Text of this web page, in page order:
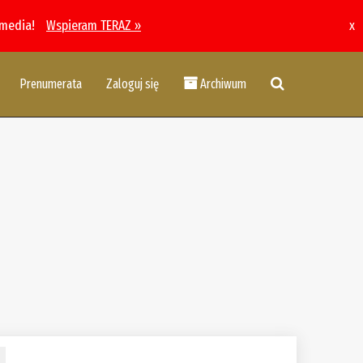
Wspieram TERAZ » x
Prenumerata Zaloguj się Archiwum